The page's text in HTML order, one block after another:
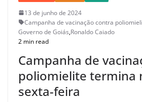
13 de junho de 2024
Campanha de vacinação contra
Governo de Goiás,Ronaldo Caiado
2 min read
Campanha de
poliomielite termina
sexta-feira